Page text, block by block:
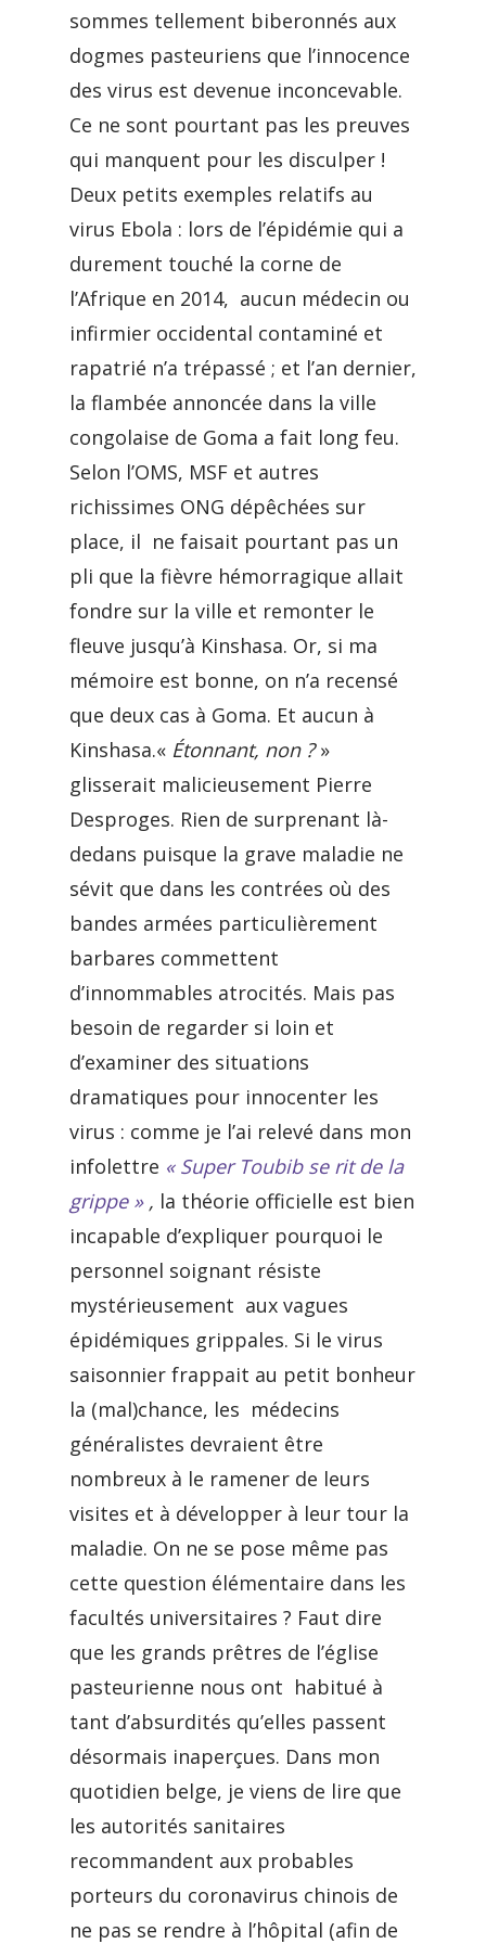
sommes tellement biberonnés aux
dogmes pasteuriens que l’innocence
des virus est devenue inconcevable.
Ce ne sont pourtant pas les preuves
qui manquent pour les disculper !
Deux petits exemples relatifs au
virus Ebola : lors de l’épidémie qui a
durement touché la corne de
l’Afrique en 2014, aucun médecin ou
infirmier occidental contaminé et
rapatrié n’a trépassé ; et l’an dernier,
la flambée annoncée dans la ville
congolaise de Goma a fait long feu.
Selon l’OMS, MSF et autres
richissimes ONG dépêchées sur
place, il ne faisait pourtant pas un
pli que la fièvre hémorragique allait
fondre sur la ville et remonter le
fleuve jusqu’à Kinshasa. Or, si ma
mémoire est bonne, on n’a recensé
que deux cas à Goma. Et aucun à
Kinshasa.« Étonnant, non ?»
glisserait malicieusement Pierre
Desproges. Rien de surprenant là-
dedans puisque la grave maladie ne
sévit que dans les contrées où des
bandes armées particulièrement
barbares commettent
d’innommables atrocités. Mais pas
besoin de regarder si loin et
d’examiner des situations
dramatiques pour innocenter les
virus : comme je l’ai relevé dans mon
infolettre « Super Toubib se rit de la
grippe », la théorie officielle est bien
incapable d’expliquer pourquoi le
personnel soignant résiste
mystérieusement aux vagues
épidémiques grippales. Si le virus
saisonnier frappait au petit bonheur
la (mal)chance, les médecins
généralistes devraient être
nombreux à le ramener de leurs
visites et à développer à leur tour la
maladie. On ne se pose même pas
cette question élémentaire dans les
facultés universitaires ? Faut dire
que les grands prêtres de l’église
pasteurienne nous ont habitué à
tant d’absurdités qu’elles passent
désormais inaperçues. Dans mon
quotidien belge, je viens de lire que
les autorités sanitaires
recommandent aux probables
porteurs du coronavirus chinois de
ne pas se rendre à l’hôpital (afin de